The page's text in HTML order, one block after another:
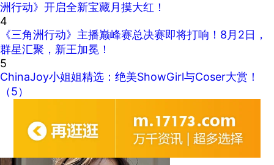
洲行动》开启全新宝藏月摸大红！
4
《三角洲行动》主播巅峰赛总决赛即将打响！8月2日，
群星汇聚，新王加冕！
5
ChinaJoy小姐姐精选：绝美ShowGirl与Coser大赏！
（5）